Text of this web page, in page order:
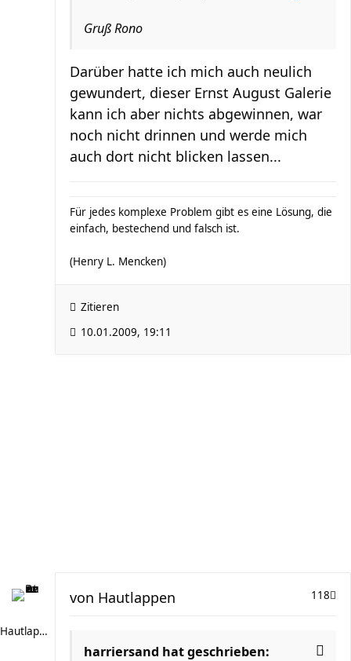
Gruß Rono
Darüber hatte ich mich auch neulich
gewundert, dieser Ernst August Galerie
kann ich aber nichts abgewinnen, war
noch nicht drinnen und werde mich
auch dort nicht blicken lassen...
Für jedes komplexe Problem gibt es eine Lösung, die
einfach, bestechend und falsch ist.
(Henry L. Mencken)
Zitieren
10.01.2009, 19:11
Hautlappen
118
von Hautlappen
harriersand hat geschrieben: